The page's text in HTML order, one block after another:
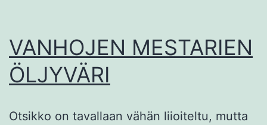
VANHOJEN MESTARIEN
ÖLJYVÄRI
Otsikko on tavallaan vähän liioiteltu, mutta